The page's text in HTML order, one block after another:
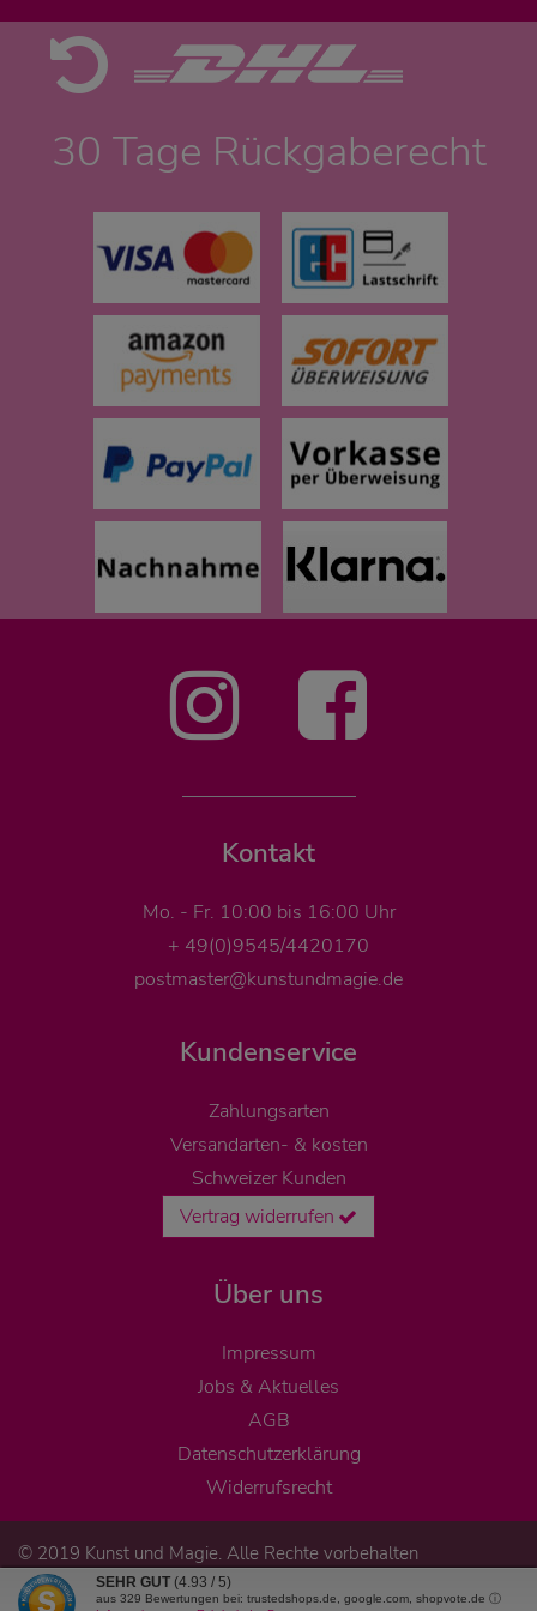
30 Tage Rückgaberecht
Kontakt
Mo. - Fr. 10:00 bis 16:00 Uhr
+ 49(0)9545/4420170
postmaster@kunstundmagie.de
Kundenservice
Zahlungsarten
Versandarten- & kosten
Schweizer Kunden
Vertrag widerrufen
Über uns
Impressum
Jobs & Aktuelles
AGB
Datenschutzerklärung
Widerrufsrecht
© 2019 Kunst und Magie. Alle Rechte vorbehalten
SEHR GUT (4.93 / 5)
aus 329 Bewertungen bei: trustedshops.de, google.com, shopvote.de ⓘ